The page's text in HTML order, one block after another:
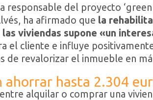
responsable del proyecto
ha afirmado que la
viviendas supone «un
el cliente e influye
de revalorizar el inmueble en
ahorrar hasta 2.304
alquilar o comprar una